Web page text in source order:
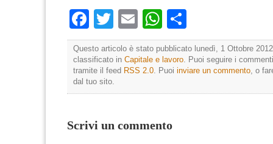
Facebook
TwitterEmailWhatsApp
Questo articolo è stato pubblicato lunedì, 1 Ottobre
classificato in Capitale e lavoro. Puoi seguire i
tramite il feed RSS 2.0. Puoi inviare un commento, o
dal tuo sito.
Scrivi un commento